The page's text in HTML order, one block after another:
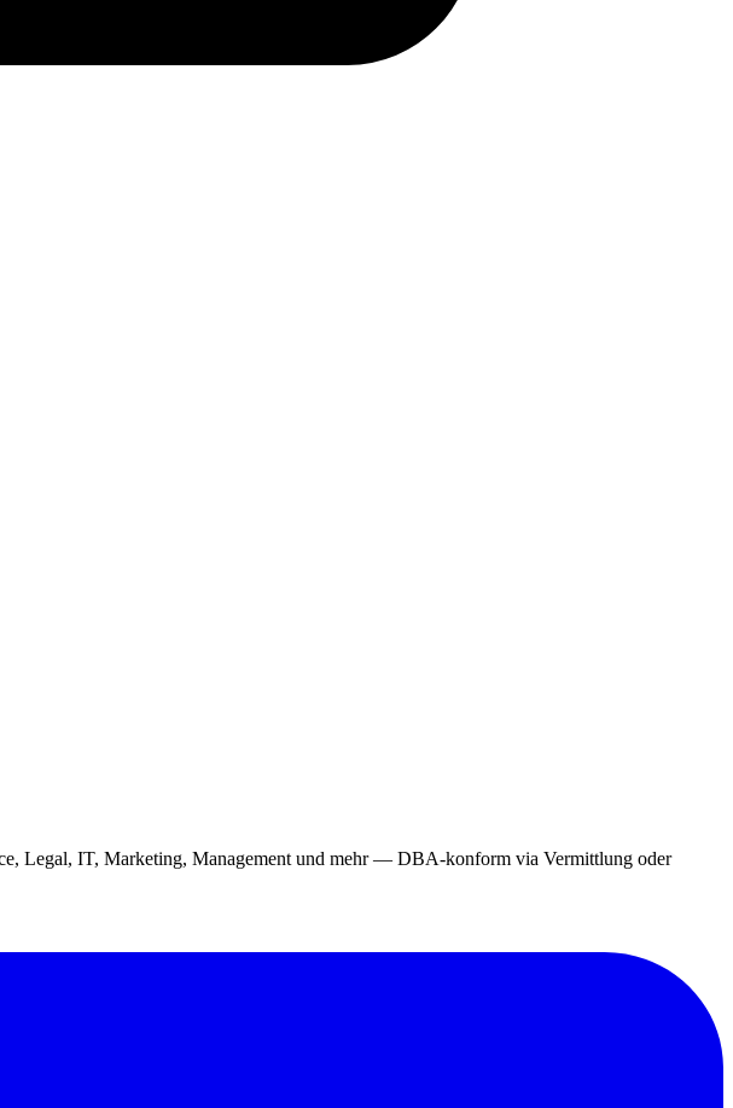
Legal, IT, Marketing, Management und mehr — DBA-konform via Vermittlung oder